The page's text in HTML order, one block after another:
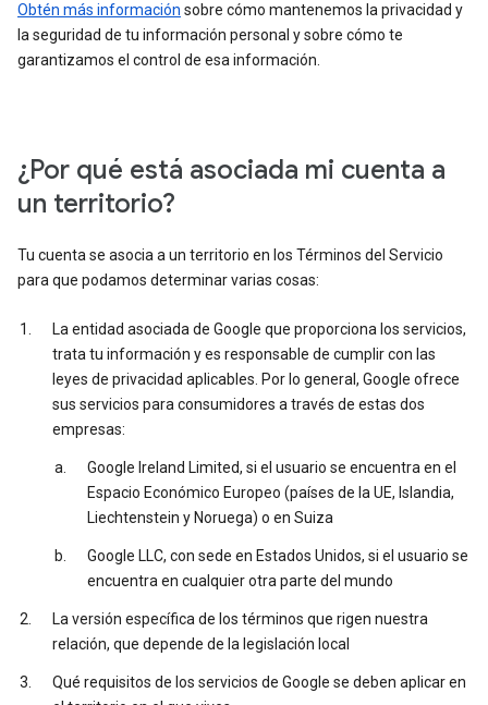
Obtén más información sobre cómo mantenemos la privacidad y
la seguridad de tu información personal y sobre cómo te
garantizamos el control de esa información.
¿Por qué está asociada mi cuenta a
un territorio?
Tu cuenta se asocia a un territorio en los Términos del Servicio
para que podamos determinar varias cosas:
La entidad asociada de Google que proporciona los servicios,
trata tu información y es responsable de cumplir con las
leyes de privacidad aplicables. Por lo general, Google ofrece
sus servicios para consumidores a través de estas dos
empresas:
Google Ireland Limited, si el usuario se encuentra en el
Espacio Económico Europeo (países de la UE, Islandia,
Liechtenstein y Noruega) o en Suiza
Google LLC, con sede en Estados Unidos, si el usuario se
encuentra en cualquier otra parte del mundo
La versión específica de los términos que rigen nuestra
relación, que depende de la legislación local
Qué requisitos de los servicios de Google se deben aplicar en